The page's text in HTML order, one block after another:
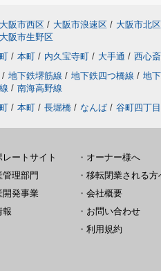
大阪市西区 / 大阪市浪速区 / 大阪市北区
大阪市生野区
/ 本町 / 内久宝寺町 / 大手通 / 西心
/ 地下鉄堺筋線 / 地下鉄四つ橋線 / 地
/ 南海高野線
/ 本町 / 長堀橋 / なんば / 谷町四丁目
レートサイト
管理部門
開発事業
報
・ オーナー様へ
・ 移転閉業される方
・ 会社概要
・ お問い合わせ
・ 利用規約